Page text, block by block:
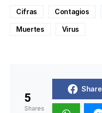
Cifras Contagios
Muertes Virus
5
Shares
Share